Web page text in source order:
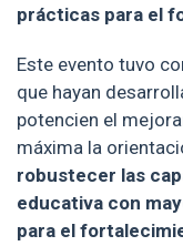
prácticas para el
Este evento tuvo
que hayan
potencien el
máxima la
robustecer las
educativa con
para el